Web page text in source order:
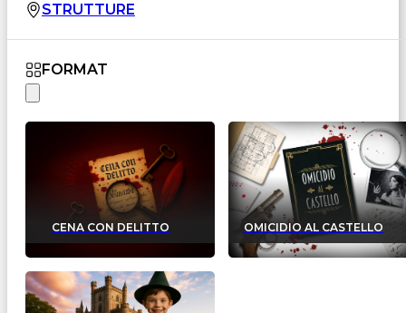
STRUTTURE
FORMAT
CENA CON DELITTO OMICIDIO AL CASTELLO